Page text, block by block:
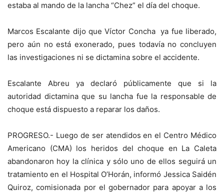
estaba al mando de la lancha “Chez” el día del choque.
Marcos Escalante dijo que Víctor Concha ya fue liberado,
pero aún no está exonerado, pues todavía no concluyen
las investigaciones ni se dictamina sobre el accidente.
Escalante Abreu ya declaró públicamente que si la
autoridad dictamina que su lancha fue la responsable de
choque está dispuesto a reparar los daños.
PROGRESO.- Luego de ser atendidos en el Centro Médico
Americano (CMA) los heridos del choque en La Caleta
abandonaron hoy la clínica y sólo uno de ellos seguirá un
tratamiento en el Hospital O’Horán, informó Jessica Saidén
Quiroz, comisionada por el gobernador para apoyar a los